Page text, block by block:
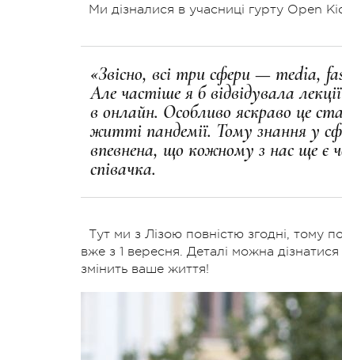
Ми дізналися в учасниці гурту Open
«Звісно, всі три сфери — media,
Але частіше я б відвідувала
в онлайн. Особливо яскраво це
житті пандемії. Тому знання у
впевнена, що кожному з нас ще
співачка.
Тут ми з Лізою повністю згодні, тому
вже з 1 вересня. Деталі можна дізнатися
змінить ваше життя!